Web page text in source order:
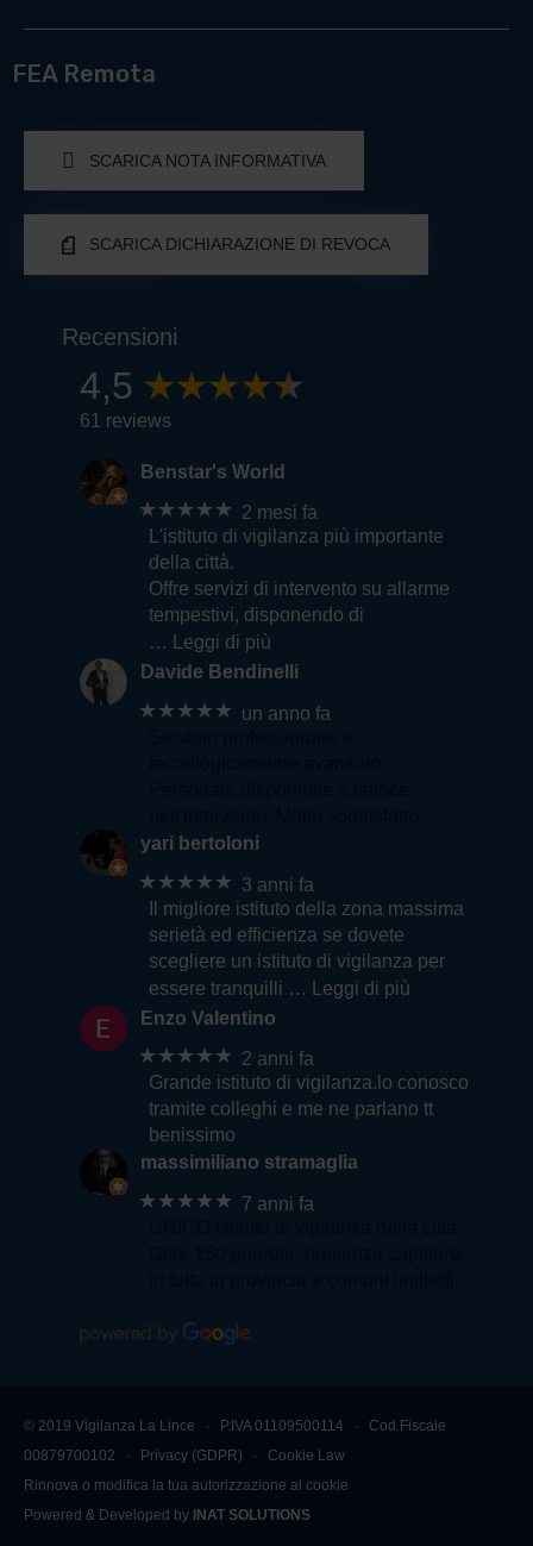
FEA Remota
SCARICA NOTA INFORMATIVA
SCARICA DICHIARAZIONE DI REVOCA
Recensioni
4,5
61 reviews
Benstar's World
★★★★★ 2 mesi fa
L'istituto di vigilanza più importante
della città.
Offre servizi di intervento su allarme
tempestivi, disponendo di
… Leggi di più
Davide Bendinelli
★★★★★ un anno fa
yari bertoloni
★★★★★ 3 anni fa
Il migliore istituto della zona massima
serietà ed efficienza se dovete
scegliere un istituto di vigilanza per
essere tranquilli … Leggi di più
Enzo Valentino
★★★★★ 2 anni fa
Grande istituto di vigilanza.lo conosco
tramite colleghi e me ne parlano tt
benissimo
massimiliano stramaglia
★★★★★ 7 anni fa
© 2019 Vigilanza La Lince ∙ P.IVA 01109500114 ∙ Cod.Fiscale
00879700102 ∙
Privacy (GDPR) ∙ Cookie Law
Rinnova o modifica la tua autorizzazione ai cookie
Powered & Developed by INAT SOLUTIONS